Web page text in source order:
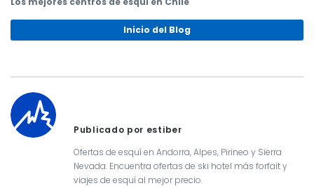
entradas
Inicio del Blog
Publicado por estiber
Ofertas de esquí en Andorra, Alpes, Pirineo y Sierra
Nevada. Encuentra ofertas de ski hotel más forfait y
viajes de esquí al mejor precio.